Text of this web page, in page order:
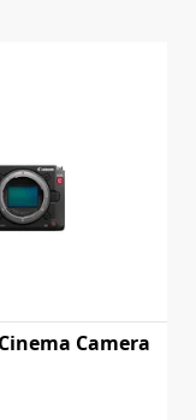
Camera